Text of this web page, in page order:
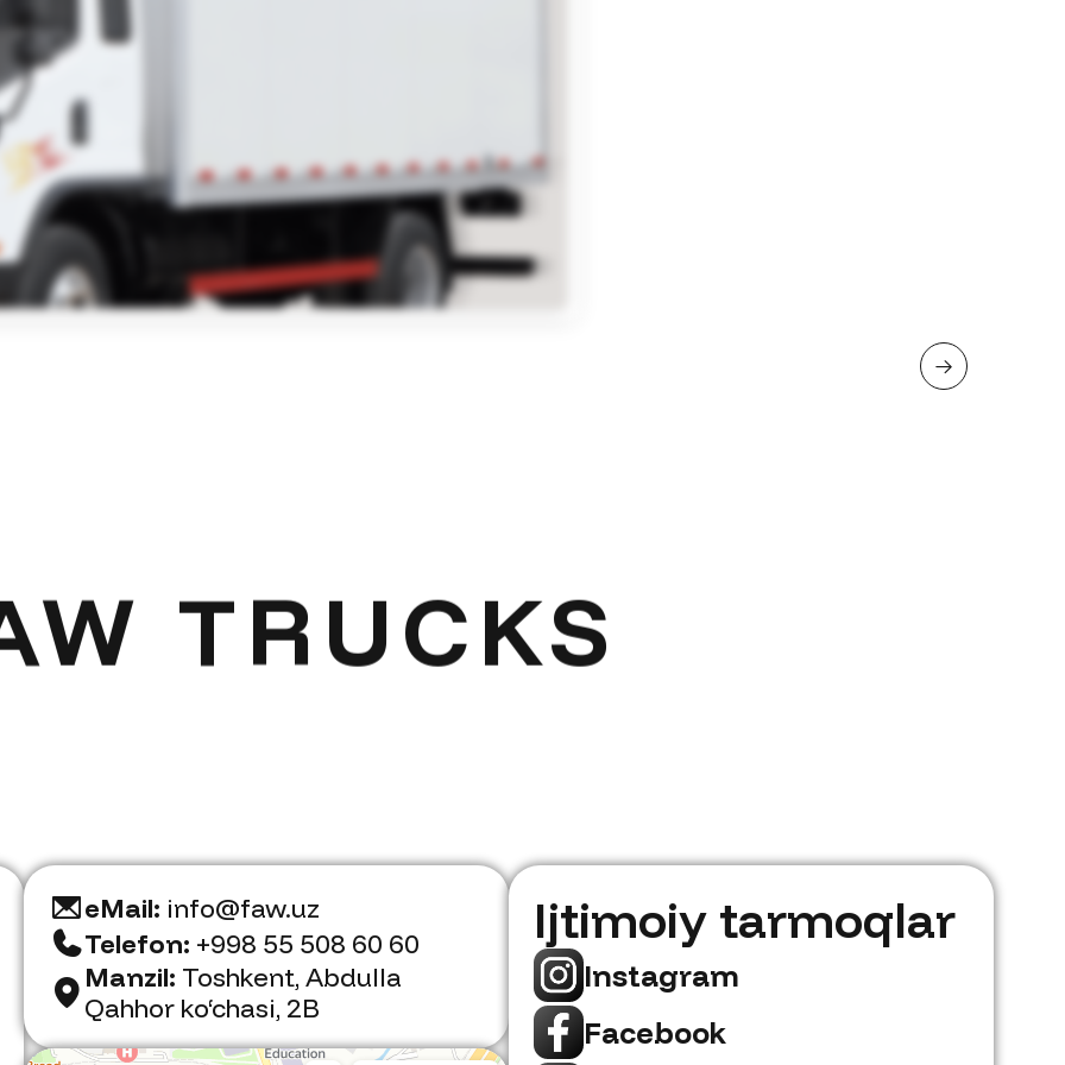
TRUCKS
eMail: info@faw.uz
Telefon: +998 55 508 60 60
Manzil: Toshkent, Abdulla
Qahhor ko‘chasi, 2B
Faw Trucks
Ijtimoiy tarmoqlar
Instagram
Facebook